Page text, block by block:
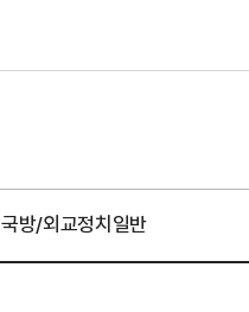
국방/외교정치일반